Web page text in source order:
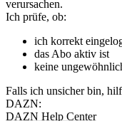
verursachen.
Ich prüfe, ob:
ich korrekt
das Abo aktiv ist
keine
Falls ich unsicher bin,
DAZN:
DAZN Help Center